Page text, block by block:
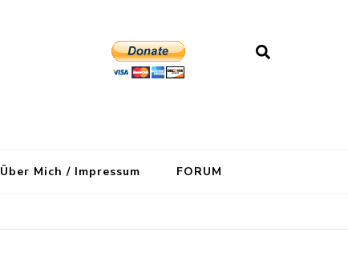
Über Mich / Impressum FORUM